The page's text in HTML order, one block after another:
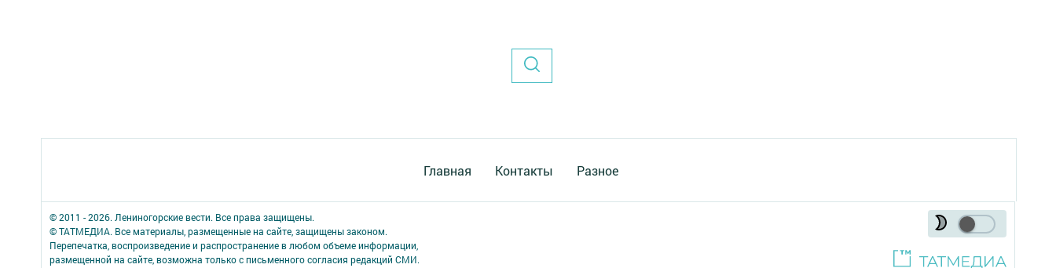
Главная Контакты Разное
© 2011 - 2026. Лениногорские вести. Все права защищены.
© ТАТМЕДИА. Все материалы, размещенные на сайте, защищены законом.
Перепечатка, воспроизведение и распространение в любом объеме информации,
размещенной на сайте, возможна только с письменного согласия редакций СМИ.